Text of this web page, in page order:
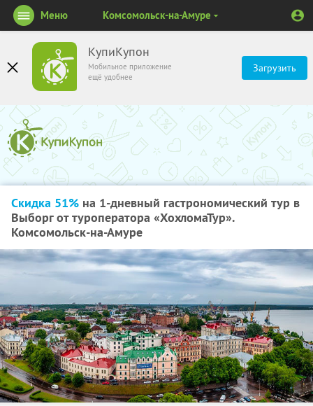
КупиКупон
Мобильное приложение
ещё удобнее
Загрузить
Меню Комсомольск-на-Амуре
Скидка 51% на 1-дневный гастрономический тур в
Выборг от туроператора «ХохломаТур».
Комсомольск-на-Амуре